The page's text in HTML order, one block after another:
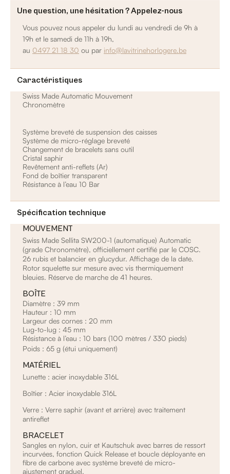
Une question, une hésitation ? Appelez-nous
Vous pouvez nous appeler du lundi au vendredi de 9h à
19h et le samedi de 11h à 19h,
au 0497 21 18 30 ou par info@lavitrinehorlogere.be
Caractéristiques
Swiss Made Automatic Mouvement
Chronomètre
Système breveté de suspension des caisses
Système de micro-réglage breveté
Changement de bracelets sans outil
Cristal saphir
Revêtement anti-reflets (Ar)
Fond de boîtier transparent
Résistance à l’eau 10 Bar
Spécification technique
MOUVEMENT
Swiss Made Sellita SW200-1 (automatique) Automatic
(grade Chronomètre), officiellement certifié par le COSC.
26 rubis et balancier en glucydur. Affichage de la date.
Rotor squelette sur mesure avec vis thermiquement
bleuies. Réserve de marche de 41 heures.
BOÎTE
Diamètre : 39 mm
Hauteur : 10 mm
Largeur des cornes : 20 mm
Lug-to-lug : 45 mm
Résistance à l’eau : 10 bars (100 mètres / 330 pieds)
Poids : 65 g (étui uniquement)
MATÉRIEL
Lunette : acier inoxydable 316L
Boîtier : Acier inoxydable 316L
Verre : Verre saphir (avant et arrière) avec traitement
antireflet
BRACELET
Sangles en nylon, cuir et Kautschuk avec barres de ressort
incurvées, fonction Quick Release et boucle déployante en
fibre de carbone avec système breveté de micro-
ajustement graduel.